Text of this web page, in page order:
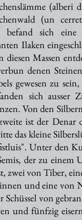
(alberi
(un
befand sich
Ilaken
diesen Massen
denen
gewesen zu
sich ausser
Von den
ist der
das kleine
Unter den
der zu einem
zwei von Tiber,
und eine von
Schüssel von
und fünfzig